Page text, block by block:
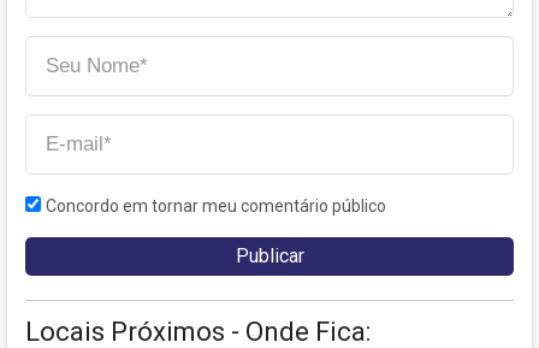
Concordo em tornar meu comentário público
Locais Próximos - Onde Fica: